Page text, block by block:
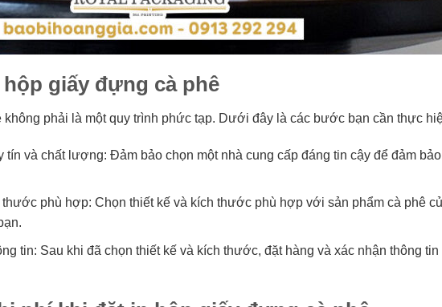
giấy đựng cà phê
phải là một quy trình phức tạp. Dưới đây là các bước bạn cần thực
tín và chất lượng: Đảm bảo chọn một nhà cung cấp đáng tin cậy để đảm bảo
thước phù hợp: Chọn thiết kế và kích thước phù hợp với sản phẩm cà phê
tin: Sau khi đã chọn thiết kế và kích thước, đặt hàng và xác nhận thông